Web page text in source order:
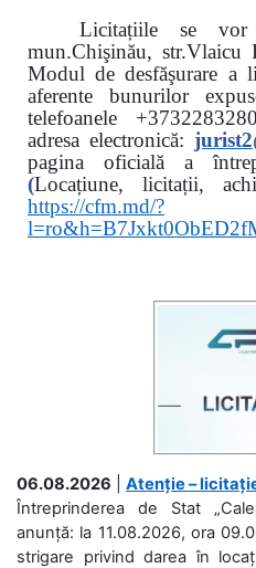
Licitațiile se vor
mun.Chişinău, str.Vlaicu
Modul de desfăşurare a
aferente bunurilor
telefoanele
adresa electronică:
pagina oficială a
(Locațiune, licitații,
https://cfm.md/?
06.08.2026
Atenție –
Întreprinderea de Stat
anunță: la 11.08.2026, ora
strigare privind darea în